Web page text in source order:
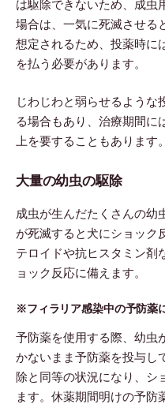
は駆除できないため、成虫
場合は、一気に死滅させる
想定されるため、投薬時に
を払う必要があります。
じわじわと弱らせるような
る場合もあり、治療期間に
上を要することもあります。
大量の幼虫の駆除
成虫が生んだたくさんの幼
が死滅すると犬にショック
テロイドや抗ヒスタミン剤
ョック反応に備えます。
※フィラリア感染中の予防薬
予防薬を使用する際、幼虫
かないまま予防薬を投与し
除と同等の状況になり、シ
ます。休薬期間明けの予防